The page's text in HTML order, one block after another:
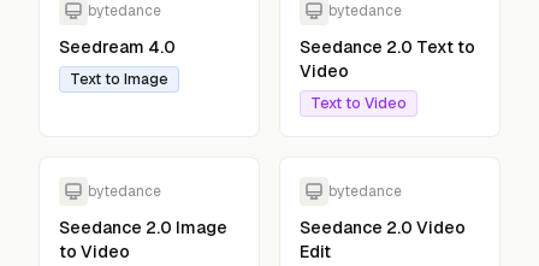
bytedance
Seedream 4.0
Text to Image
bytedance
Seedance 2.0 Text to
Video
Text to Video
bytedance
Seedance 2.0 Image
to Video
bytedance
Seedance 2.0 Video
Edit